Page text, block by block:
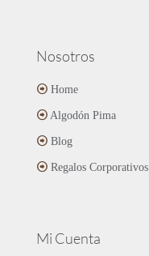
Nosotros
Home
Algodón Pima
Blog
Regalos Corporativos
Mi Cuenta